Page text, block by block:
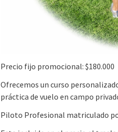
Precio fijo promocional: $180.000
Ofrecemos un curso
práctica de vuelo en campo
Piloto Profesional matriculado